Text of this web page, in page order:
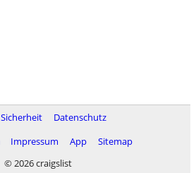
Sicherheit
Datenschutz
Impressum App
Sitemap
© 2026 craigslist